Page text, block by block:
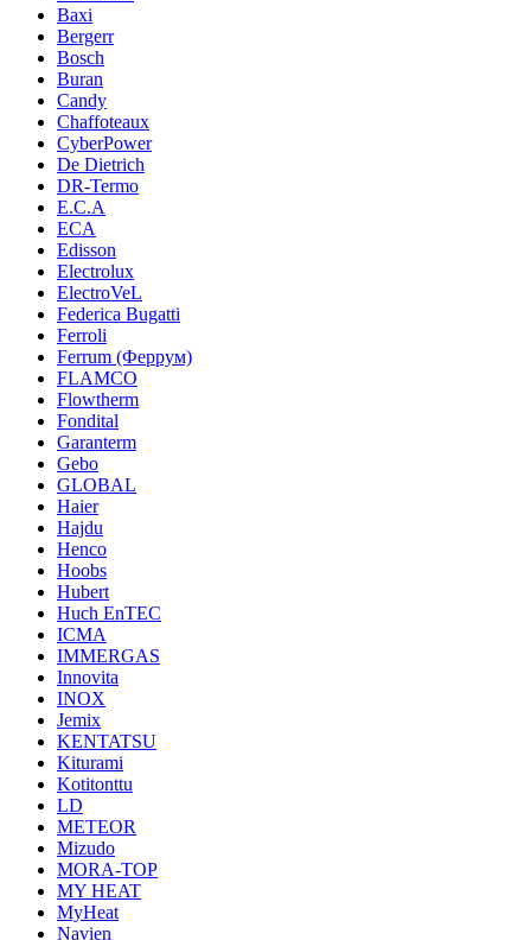
Baxi
Bergerr
Bosch
Buran
Candy
Chaffoteaux
CyberPower
De Dietrich
DR-Termo
E.C.A
ECA
Edisson
Electrolux
ElectroVeL
Federica Bugatti
Ferroli
Ferrum (Феррум)
FLAMCO
Flowtherm
Fondital
Garanterm
Gebo
GLOBAL
Haier
Hajdu
Henco
Hoobs
Hubert
Huch EnTEC
ICMA
IMMERGAS
Innovita
INOX
Jemix
KENTATSU
Kiturami
Kotitonttu
LD
METEOR
Mizudo
MORA-TOP
MY HEAT
MyHeat
Navien